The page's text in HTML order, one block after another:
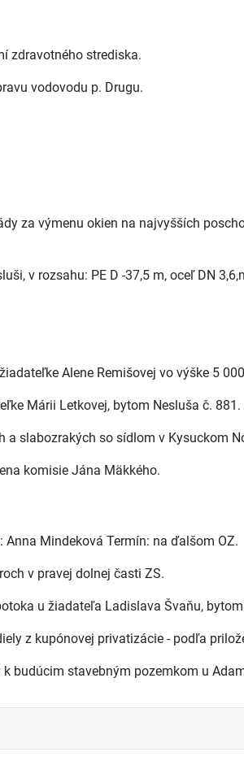
zdravotného strediska.
vodovodu p. Drugu.
za výmenu okien na najvyšších
v rozsahu: PE D -37,5 m, oceľ DN
Alene Remišovej vo výške 5
Márii Letkovej, bytom Nesluša č. 881.
a slabozrakých so sídlom v Kysuckom
komisie Jána Mäkkého.
Mindeková Termín: na ďalšom OZ.
v pravej dolnej časti ZS.
u žiadateľa Ladislava Švaňu,
z kupónovej privatizácie - podľa
budúcim stavebným pozemkom u